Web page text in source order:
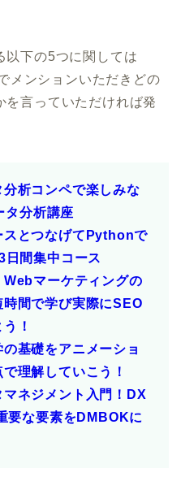
以下の5つに関しては
メンションいただきどの
を言っていただければ発
分析コンペで楽しみな
分析講座
スとつなげてPythonで
日間集中コース
Webマーケティングの
間で学び実際にSEO
！
の基礎をアニメーショ
理解していこう！
マネジメント入門！DX
要な要素をDMBOKに